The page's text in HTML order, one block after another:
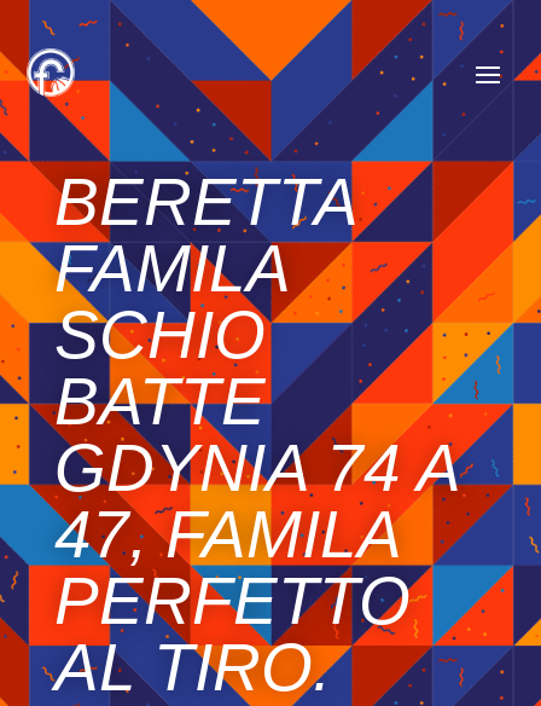
BERETTA
FAMILA
SCHIO
BATTE
GDYNIA 74 A
47, FAMILA
PERFETTO
AL TIRO.